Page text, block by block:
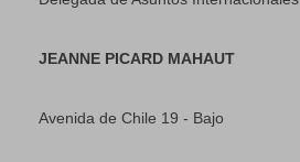
JEANNE PICARD MAHAUT
Avenida de Chile 19 - Bajo